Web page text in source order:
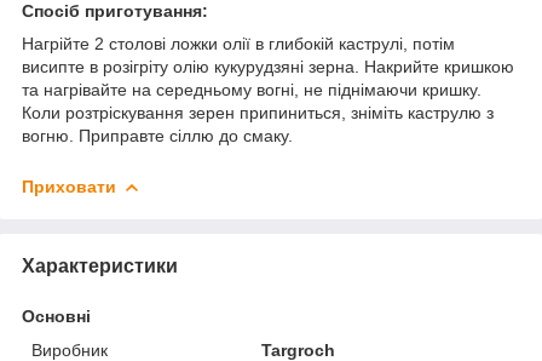
Спосіб приготування:
Нагрійте 2 столові ложки олії в глибокій каструлі, потім
висипте в розігріту олію кукурудзяні зерна. Накрийте кришкою
та нагрівайте на середньому вогні, не піднімаючи кришку.
Коли розтріскування зерен припиниться, зніміть каструлю з
вогню. Приправте сіллю до смаку.
Приховати
Характеристики
Основні
Виробник
Targroch